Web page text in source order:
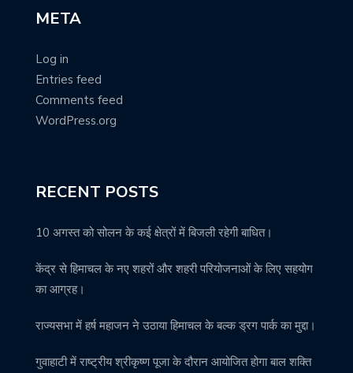
META
Log in
Entries feed
Comments feed
WordPress.org
RECENT POSTS
10 अगस्त को सोलन के कई क्षेत्रों में बिजली रहेगी बाधित।
केंद्र से हिमाचल के नए शहरों और शहरी परियोजनाओं के लिए सहयोग
का आग्रह।
राज्यसभा में हर्ष महाजन ने उठाया हिमाचल के बल्क ड्रग पार्क का मुद्दा।
गुवाहाटी में राष्ट्रीय श्रीकृष्ण पूजा के दौरान आयोजित होगा बाल शक्ति